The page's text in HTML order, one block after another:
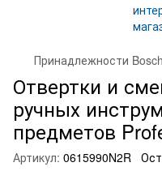
Принадлежности Bosch
Отвертки и
ручных
предметов
Артикул: 0615990N2R